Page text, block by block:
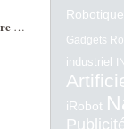
…
Robotique
Gadgets
industriel
iRobot